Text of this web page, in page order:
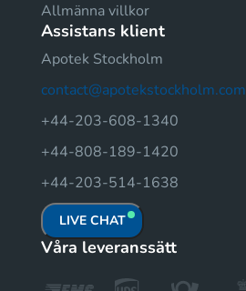
Allmänna villkor
Assistans klient
Apotek Stockholm
contact@apotekstockholm.com
+44-203-608-1340
+44-808-189-1420
+44-203-514-1638
LIVE CHAT
Våra leveranssätt